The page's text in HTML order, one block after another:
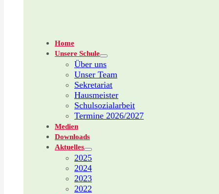
Home
Unsere Schule
Über uns
Unser Team
Sekretariat
Hausmeister
Schulsozialarbeit
Termine 2026/2027
Medien
Downloads
Aktuelles
2025
2024
2023
2022